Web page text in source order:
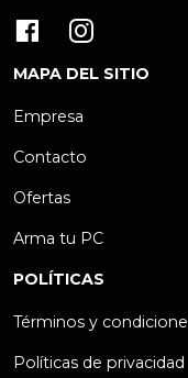
MAPA DEL SITIO
Empresa
Contacto
Ofertas
Arma tu PC
POLÍTICAS
Términos y
Políticas de privacidad